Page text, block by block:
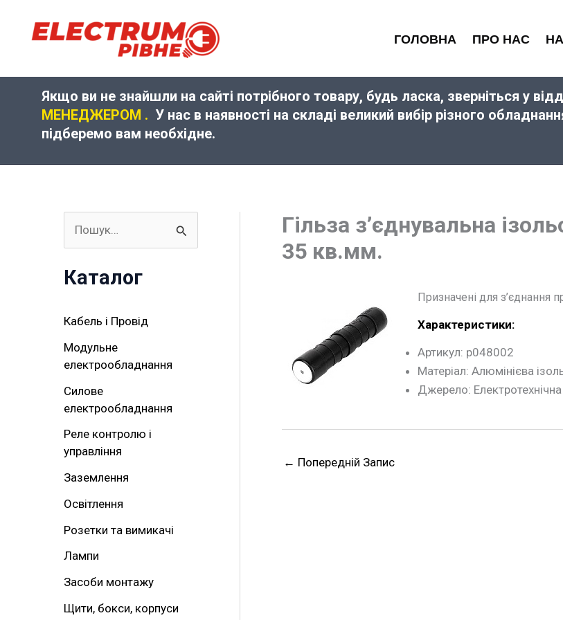
ГОЛОВНА ПРО НАС
Якщо ви не знайшли на сайті потрібного товару, будь ласка, зверніться у
МЕНЕДЖЕРОМ . У нас в наявності на складі великий вибір різного
підберемо вам необхідне.
к
т
и
Каталог
Кабель і Провід
Модульне
електрообладнання
Силове
електрообладнання
Реле контролю і
управління
Заземлення
Освітлення
Розетки та вимикачі
Лампи
Засоби монтажу
Щити, бокси, корпуси
Гільза з’єднувальна
35 кв.мм.
Призначені для з’єднання
Характеристики:
Артикул: p048002
Матеріал: Алюмінієва
Джерело:
← Попередній Запис